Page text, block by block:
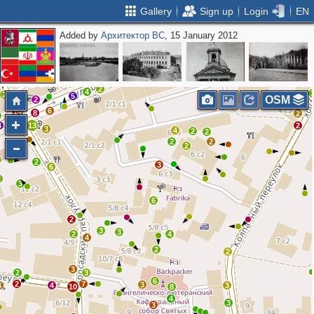
Gallery Sign up Login EN
Added byАрхитектор ВС, 15 January 2012
3
2
2
4 10 7
3
3
4
3
2
2
3
4
2
3 6
8
4
2
6
3
2
2
4 2
2
2
8
2
2
3
3
5
2
4
6
11
11
2
4
2
5
7
4
14
10
2 5 4
6
8
2
13 3
6
2
3
4
OSM